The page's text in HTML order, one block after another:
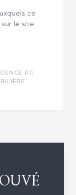
ce
le site
RG